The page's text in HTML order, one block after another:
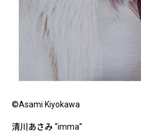
©Asami Kiyokawa
清川あさみ “imma”